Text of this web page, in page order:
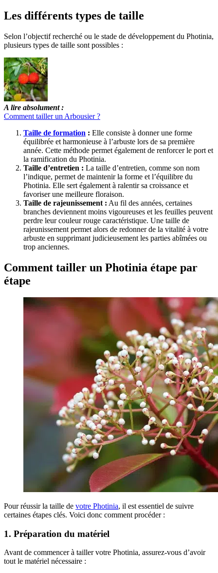
Les différents types de taille
Selon l’objectif recherché ou le stade de développement du Photinia,
plusieurs types de taille sont possibles :
A lire absolument :
Comment tailler un Arbousier ?
Taille de formation : Elle consiste à donner une forme
équilibrée et harmonieuse à l’arbuste lors de sa première
année. Cette méthode permet également de renforcer le port et
la ramification du Photinia.
Taille d’entretien : La taille d’entretien, comme son nom
l’indique, permet de maintenir la forme et l’équilibre du
Photinia. Elle sert également à ralentir sa croissance et
favoriser une meilleure floraison.
Taille de rajeunissement : Au fil des années, certaines
branches deviennent moins vigoureuses et les feuilles peuvent
perdre leur couleur rouge caractéristique. Une taille de
rajeunissement permet alors de redonner de la vitalité à votre
arbuste en supprimant judicieusement les parties abîmées ou
trop anciennes.
Comment tailler un Photinia étape par
étape
Pour réussir la taille de votre Photinia, il est essentiel de suivre
certaines étapes clés. Voici donc comment procéder :
1. Préparation du matériel
Avant de commencer à tailler votre Photinia, assurez-vous d’avoir
tout le matériel nécessaire :